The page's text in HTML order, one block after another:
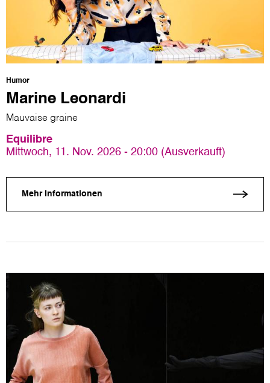
Humor
Marine Leonardi
Mauvaise graine
Equilibre
Mittwoch, 11. Nov. 2026 - 20:00 (Ausverkauft)
Mehr Informationen